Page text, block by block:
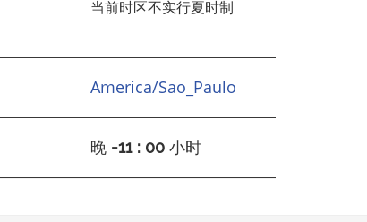
当前时区不实行夏时制
America/Sao_Paulo
晚 -11 : 00 小时